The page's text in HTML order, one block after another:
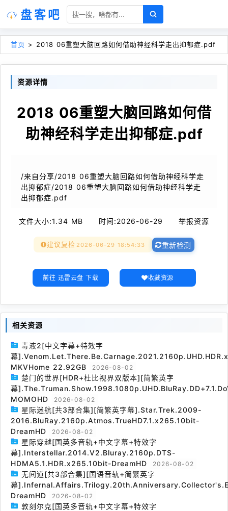
盘客吧
首页 > 2018 06重塑大脑回路如何借助神经科学走出抑郁症.pdf
资源详情
2018 06重塑大脑回路如何借
助神经科学走出抑郁症.pdf
/来自分享/2018 06重塑大脑回路如何借助神经科学走
出抑郁症/2018 06重塑大脑回路如何借助神经科学走
出抑郁症.pdf
文件大小:1.34 MB 时间:2026-06-29 举报资源
建议复检 2026-06-29 18:54:33 重新检测
前往 迅雷云盘 下载 收藏资源
相关资源
毒液2[中文字幕+特效字
幕
MKVHome 22.92GB
2026-08-02
楚门的世界[HDR+杜比视界双版本][简繁英字
幕
MOMOHD
2026-08-02
星际迷航[共3部合集][简繁英字幕].Star.Trek.2009-
2016.BluRay.2160p.Atmos.TrueHD7.1.x265.10bit-
DreamHD
2026-08-02
星际穿越[国英多音轨+中文字幕+特效字
幕].Interstellar.2014.V2.Bluray.2160p.DTS-
HDMA5.1.HDR.x265.10bit-DreamHD
2026-08-02
无间道[共3部合集][国语音轨+简繁英字
幕
DreamHD
2026-08-02
敦刻尔克[国英多音轨+中文字幕+特效字